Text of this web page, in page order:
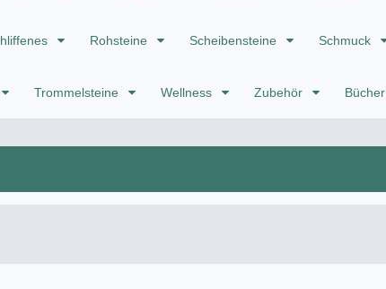
Rohsteine Scheibensteine Schmuck
Trommelsteine Wellness Zubehör Bücher